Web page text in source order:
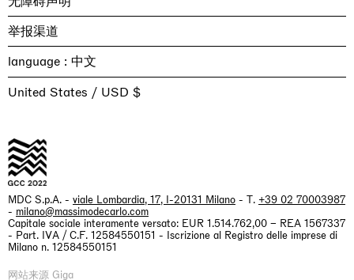
举报渠道
language :
United States / USD $
MDC S.p.A. - viale Lombardia, 17, I-20131 Milano - T. +39 02 70003987
- milano@massimodecarlo.com
Capitale sociale interamente versato: EUR 1.514.762,00 – REA 1567337
- Part. IVA / C.F. 12584550151 - Iscrizione al Registro delle imprese di
Milano n. 12584550151
网站来源 Giga